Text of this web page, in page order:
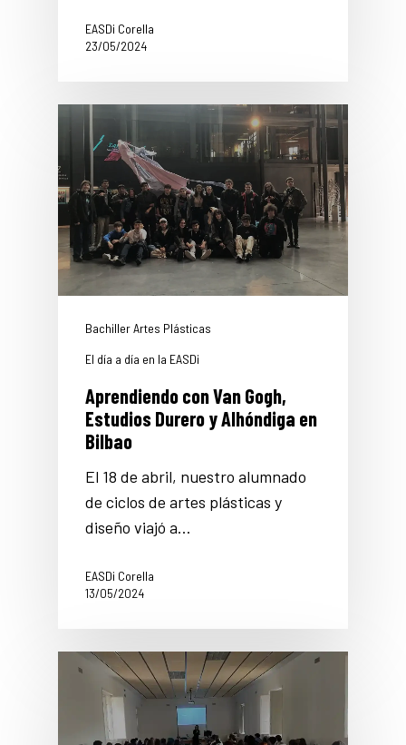
EASDi Corella
23/05/2024
Bachiller Artes Plásticas
El día a día en la EASDi
Aprendiendo con Van Gogh,
Estudios Durero y Alhóndiga en
Bilbao
El 18 de abril, nuestro alumnado
de ciclos de artes plásticas y
diseño viajó a…
EASDi Corella
13/05/2024